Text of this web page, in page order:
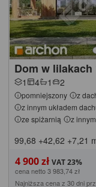
Dom w lilakach
1 4 1 2
pomniejszony
z
z innym układem
ze spiżarnią
z
99,68 +42,62 +7,21
4 900 zł
cena netto 3 983,74 zł
Najniższa cena z 30 dni